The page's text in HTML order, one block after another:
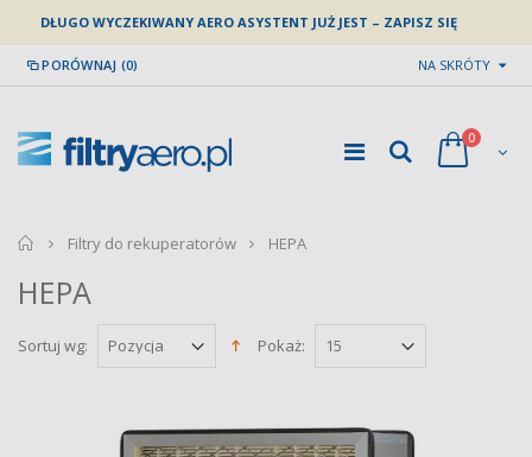
DŁUGO WYCZEKIWANY AERO ASYSTENT JUŻ JEST – ZAPISZ SIĘ
PORÓWNAJ (0) NA SKRÓTY
0
home
Filtry do rekuperatorów HEPA
HEPA
Sortuj wg: Pokaż: